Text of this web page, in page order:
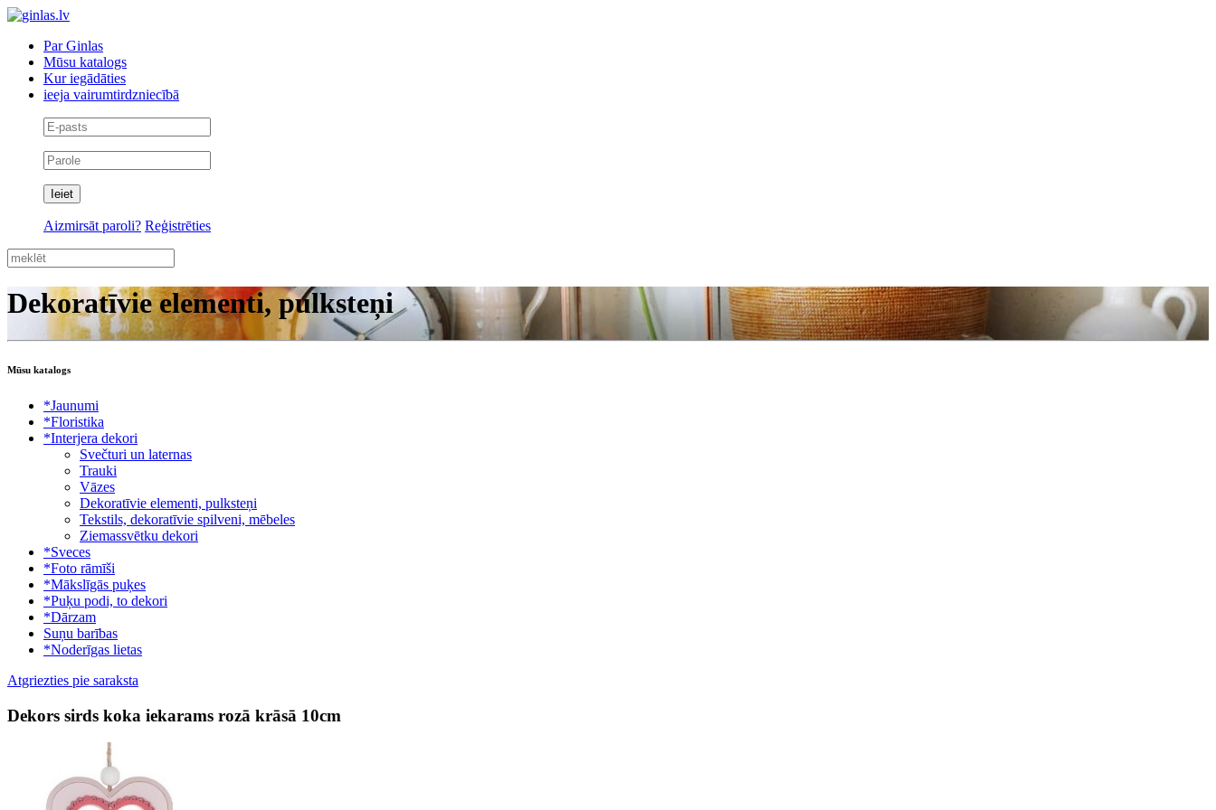
Par Ginlas
Mūsu katalogs
Kur iegādāties
ieeja vairumtirdzniecībā
Aizmirsāt paroli? Reģistrēties
Dekoratīvie elementi, pulksteņi
Mūsu katalogs
*Jaunumi
*Floristika
*Interjera dekori
Svečturi un laternas
Trauki
Vāzes
Dekoratīvie elementi, pulksteņi
Tekstils, dekoratīvie spilveni, mēbeles
Ziemassvētku dekori
*Sveces
*Foto rāmīši
*Mākslīgās puķes
*Puķu podi, to dekori
*Dārzam
Suņu barības
*Noderīgas lietas
Atgriezties pie saraksta
Dekors sirds koka iekarams rozā krāsā 10cm